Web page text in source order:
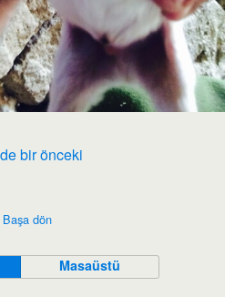
bir önceki
Başa dön
Masaüstü